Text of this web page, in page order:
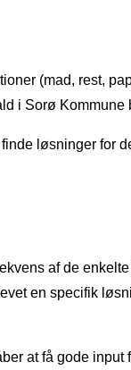
(mad, rest,
i Sorø Kommune
løsninger for
af de
en specifik
at få gode input